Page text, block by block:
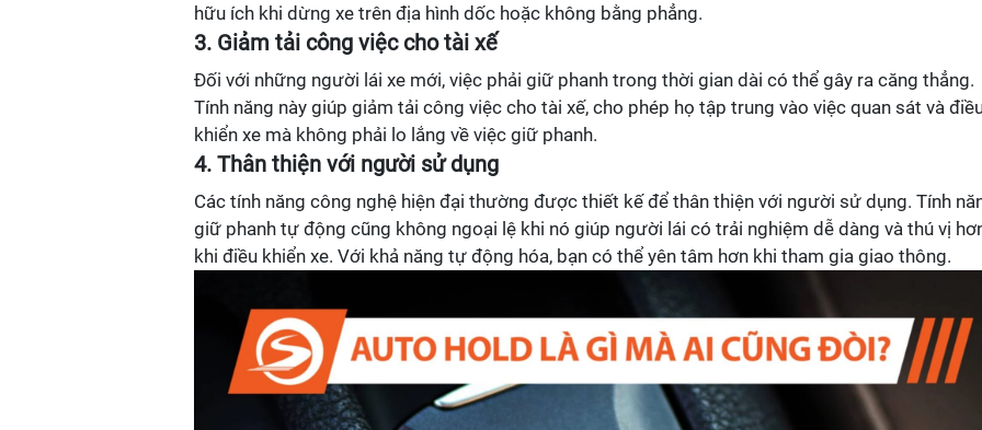
hữu ích khi dừng xe trên địa hình dốc hoặc không bằng phẳng.
3. Giảm tải công việc cho tài xế
Đối với những người lái xe mới, việc phải giữ phanh trong thời gian dài có thể gây ra căng thẳng.
Tính năng này giúp giảm tải công việc cho tài xế, cho phép họ tập trung vào việc quan sát và
khiển xe mà không phải lo lắng về việc giữ phanh.
4. Thân thiện với người sử dụng
Các tính năng công nghệ hiện đại thường được thiết kế để thân thiện với người sử dụng. Tính
giữ phanh tự động cũng không ngoại lệ khi nó giúp người lái có trải nghiệm dễ dàng và thú vị
khi điều khiển xe. Với khả năng tự động hóa, bạn có thể yên tâm hơn khi tham gia giao thông.